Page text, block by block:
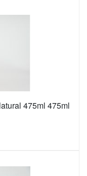
475ml 475ml